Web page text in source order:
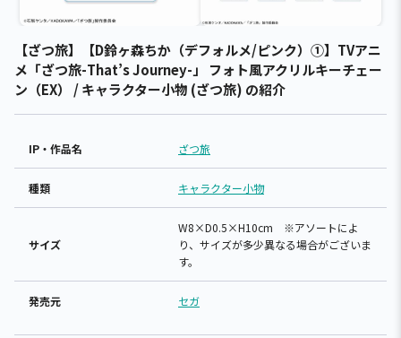
【ざつ旅】【D鈴ヶ森ちか（デフォルメ/ピンク）①】TVアニ
メ「ざつ旅-That’s Journey-」 フォト風アクリルキーチェー
ン（EX） / キャラクター小物 (ざつ旅) の紹介
IP・作品名 ざつ旅
種類 キャラクター小物
サイズ
W8×D0.5×H10cm ※アソートによ
り、サイズが多少異なる場合がございま
す。
発売元 セガ